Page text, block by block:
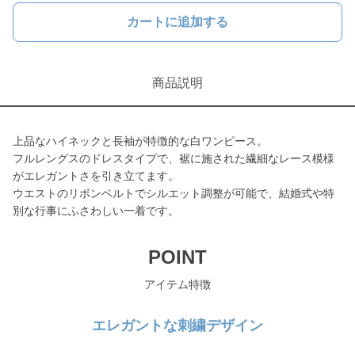
カートに追加する
商品説明
上品なハイネックと長袖が特徴的な白ワンピース。
フルレングスのドレスタイプで、裾に施された繊細なレース模様
がエレガントさを引き立てます。
ウエストのリボンベルトでシルエット調整が可能で、結婚式や特
別な行事にふさわしい一着です。
POINT
アイテム特徴
エレガントな刺繍デザイン